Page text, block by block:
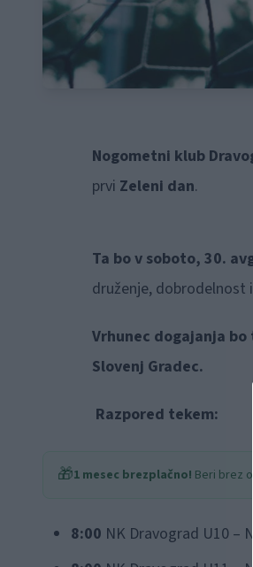
Nogometni klub
prvi Zeleni dan.
Ta bo v soboto, 30.
druženje, dobrodelnost
Vrhunec dogajanja bo
Slovenj Gradec.
Razpored tekem:
🎁1 mesec brezplačno! Beri brez
8:00 NK Dravograd U10 –